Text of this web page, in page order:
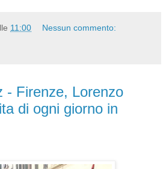
11:00 Nessun commento:
- Firenze, Lorenzo
di ogni giorno in